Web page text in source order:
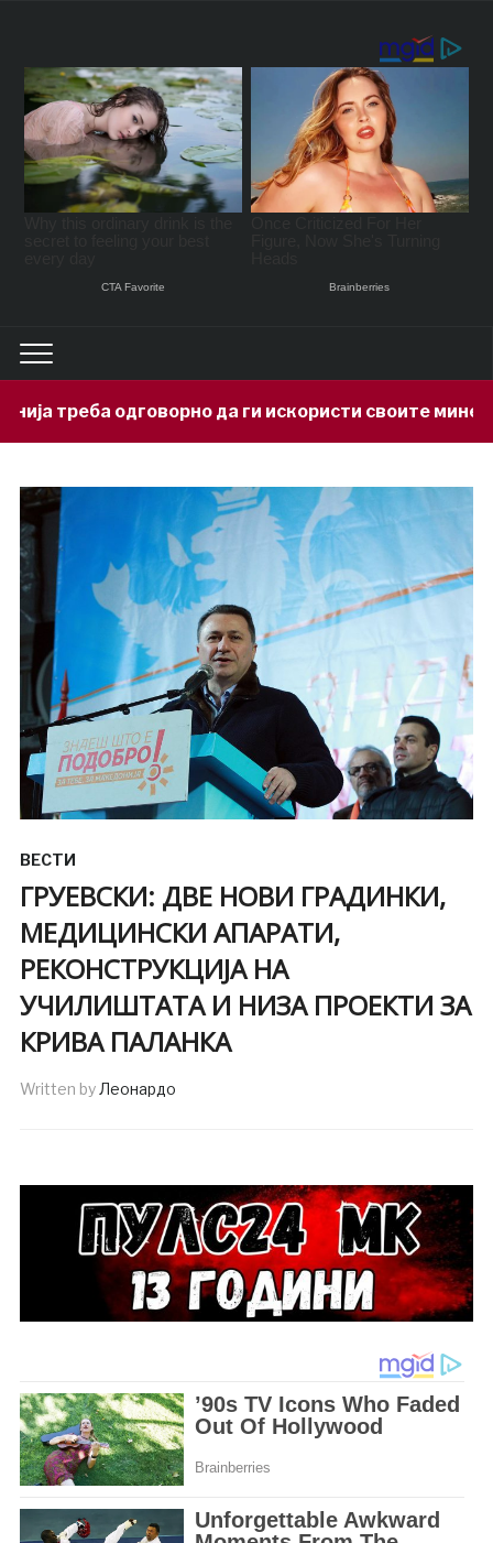
да ги искористи своите минерални богатства
ВЕСТИ
ГРУЕВСКИ: ДВЕ НОВИ ГРАДИНКИ,
МЕДИЦИНСКИ АПАРАТИ,
РЕКОНСТРУКЦИЈА НА
УЧИЛИШТАТА И НИЗА ПРОЕКТИ ЗА
КРИВА ПАЛАНКА
Written byЛеонардо